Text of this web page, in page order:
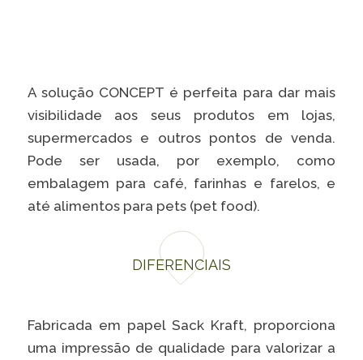
VER A LISTA COMPLETA
A solução CONCEPT é perfeita para dar mais
visibilidade aos seus produtos em lojas,
supermercados e outros pontos de venda.
Pode ser usada, por exemplo, como
embalagem para café, farinhas e farelos, e
até alimentos para pets (pet food).
DIFERENCIAIS
Fabricada em papel Sack Kraft, proporciona
uma impressão de qualidade para valorizar a